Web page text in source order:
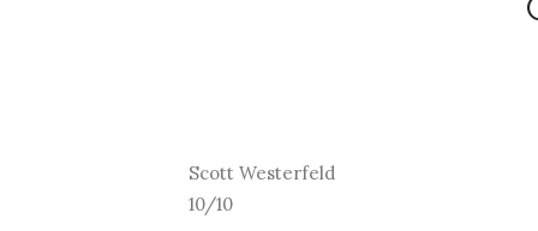
Scott Westerfeld
10/10